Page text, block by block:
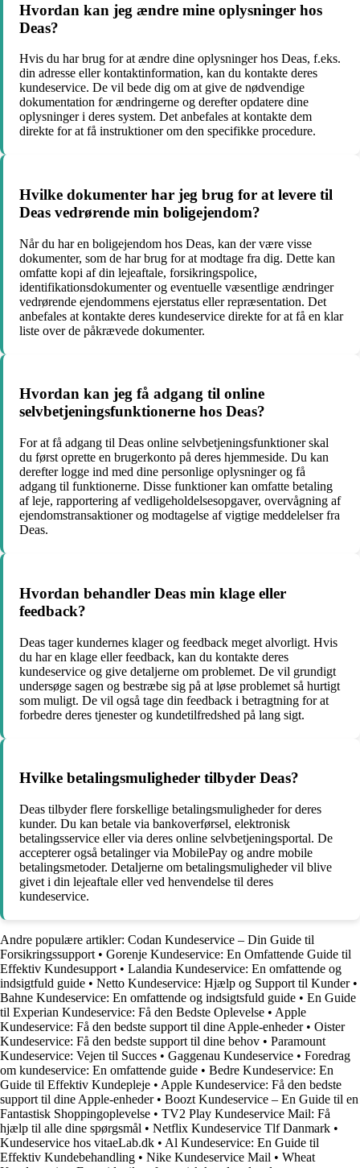
Hvordan kan jeg ændre mine oplysninger hos
Deas?
Hvis du har brug for at ændre dine oplysninger hos Deas, f.eks.
din adresse eller kontaktinformation, kan du kontakte deres
kundeservice. De vil bede dig om at give de nødvendige
dokumentation for ændringerne og derefter opdatere dine
oplysninger i deres system. Det anbefales at kontakte dem
direkte for at få instruktioner om den specifikke procedure.
Hvilke dokumenter har jeg brug for at levere til
Deas vedrørende min boligejendom?
Når du har en boligejendom hos Deas, kan der være visse
dokumenter, som de har brug for at modtage fra dig. Dette kan
omfatte kopi af din lejeaftale, forsikringspolice,
identifikationsdokumenter og eventuelle væsentlige ændringer
vedrørende ejendommens ejerstatus eller repræsentation. Det
anbefales at kontakte deres kundeservice direkte for at få en klar
liste over de påkrævede dokumenter.
Hvordan kan jeg få adgang til online
selvbetjeningsfunktionerne hos Deas?
For at få adgang til Deas online selvbetjeningsfunktioner skal
du først oprette en brugerkonto på deres hjemmeside. Du kan
derefter logge ind med dine personlige oplysninger og få
adgang til funktionerne. Disse funktioner kan omfatte betaling
af leje, rapportering af vedligeholdelsesopgaver, overvågning af
ejendomstransaktioner og modtagelse af vigtige meddelelser fra
Deas.
Hvordan behandler Deas min klage eller
feedback?
Deas tager kundernes klager og feedback meget alvorligt. Hvis
du har en klage eller feedback, kan du kontakte deres
kundeservice og give detaljerne om problemet. De vil grundigt
undersøge sagen og bestræbe sig på at løse problemet så hurtigt
som muligt. De vil også tage din feedback i betragtning for at
forbedre deres tjenester og kundetilfredshed på lang sigt.
Hvilke betalingsmuligheder tilbyder Deas?
Deas tilbyder flere forskellige betalingsmuligheder for deres
kunder. Du kan betale via bankoverførsel, elektronisk
betalingsservice eller via deres online selvbetjeningsportal. De
accepterer også betalinger via MobilePay og andre mobile
betalingsmetoder. Detaljerne om betalingsmuligheder vil blive
givet i din lejeaftale eller ved henvendelse til deres
kundeservice.
Andre populære artikler: Codan Kundeservice – Din Guide til
Forsikringssupport • Gorenje Kundeservice: En Omfattende Guide til
Effektiv Kundesupport • Lalandia Kundeservice: En omfattende og
indsigtfuld guide • Netto Kundeservice: Hjælp og Support til Kunder•
Bahne Kundeservice: En omfattende og indsigtsfuld guide • En Guide
til Experian Kundeservice: Få den Bedste Oplevelse • Apple
Kundeservice: Få den bedste support til dine Apple-enheder• Oister
Kundeservice: Få den bedste support til dine behov • Paramount
Kundeservice: Vejen til Succes • Gaggenau Kundeservice • Foredrag
om kundeservice: En omfattende guide • Bedre Kundeservice: En
Guide til Effektiv Kundepleje • Apple Kundeservice: Få den bedste
support til dine Apple-enheder• Boozt Kundeservice – En Guide til en
Fantastisk Shoppingoplevelse • TV2 Play Kundeservice Mail: Få
hjælp til alle dine spørgsmål • Netflix Kundeservice Tlf Danmark •
Kundeservice hos vitaeLab.dk • Al Kundeservice: En Guide til
Effektiv Kundebehandling • Nike Kundeservice Mail • Wheat